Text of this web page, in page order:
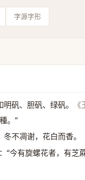
字源字形
矾、胆矾、绿矾。
。”
不凋谢，花白而香。
“今有旋螺花者，有芝